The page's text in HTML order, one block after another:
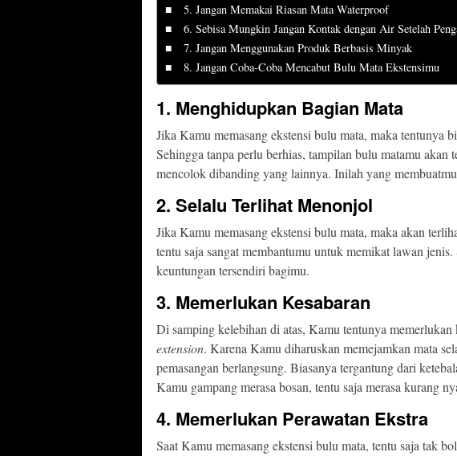
5. Jangan Memakai Riasan Mata Waterproof
6. Sebisa Mungkin Jangan Kontak dengan Air Setelah
7. Jangan Menggunakan Produk Berbasis Minyak
8. Jangan Coba-Coba Mencabut Bulu Mata Ekstensimu
1. Menghidupkan Bagian Mata
Jika Kamu memasang ekstensi bulu mata, maka tentunya
Sehingga tanpa perlu berhias, tampilan bulu matamu akan
mencolok dibanding yang lainnya. Inilah yang
2. Selalu Terlihat Menonjol
Jika Kamu memasang ekstensi bulu mata, maka akan
tentu saja sangat membantumu untuk memikat lawan
keuntungan tersendiri bagimu.
3. Memerlukan Kesabaran
Di samping kelebihan di atas, Kamu tentunya memerlukan
extension. Karena Kamu diharuskan memejamkan mata
pemasangan berlangsung. Biasanya tergantung dari
Kamu gampang merasa bosan, tentu saja merasa kurang
4. Memerlukan Perawatan Ekstra
Saat Kamu memasang ekstensi bulu mata, tentu saja tak